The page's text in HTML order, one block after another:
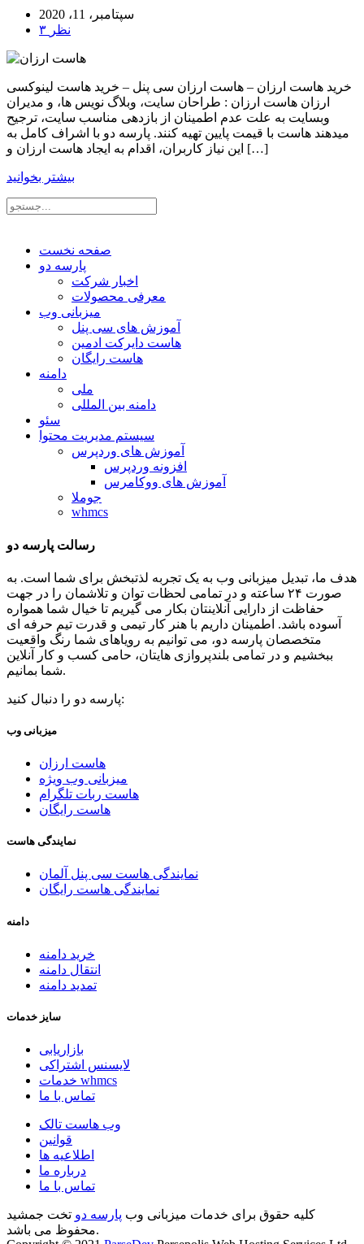
سپتامبر، 11، 2020
۳ نظر
خرید هاست ارزان – هاست ارزان سی پنل – خرید هاست لینوکسی
ارزان هاست ارزان : طراحان سایت، وبلاگ نویس ها، و مدیران
وبسایت به علت عدم اطمینان از بازدهی مناسب سایت، ترجیح
میدهند هاست با قیمت پایین تهیه کنند. پارسه دو با اشراف کامل به
این نیاز کاربران، اقدام به ایجاد هاست ارزان و […]
بیشتر بخوانید
صفحه نخست
پارسه دو
اخبار شرکت
معرفی محصولات
میزبانی وب
آموزش های سی پنل
هاست دایرکت ادمین
هاست رایگان
دامنه
ملی
دامنه بین المللی
سئو
سیستم مدیریت محتوا
آموزش های وردپرس
افزونه وردپرس
آموزش های ووکامرس
جوملا
whmcs
رسالت پارسه دو
هدف ما، تبدیل میزبانی وب به یک تجربه لذتبخش برای شما است. به
صورت ۲۴ ساعته و در تمامی لحظات توان و تلاشمان را در جهت
حفاظت از دارایی آنلاینتان بکار می گیریم تا خیال شما همواره
آسوده باشد. اطمینان داریم با هنر کار تیمی و قدرت تیم حرفه ای
متخصصان پارسه دو، می توانیم به رویاهای شما رنگ واقعیت
ببخشیم و در تمامی بلندپروازی هایتان، حامی کسب و کار آنلاین
شما بمانیم.
پارسه دو را دنبال کنید:
میزبانی وب
هاست ارزان
میزبانی وب ویژه
هاست ربات تلگرام
هاست رایگان
نمایندگی هاست
نمایندگی هاست سی پنل آلمان
نمایندگی هاست رایگان
دامنه
خرید دامنه
انتقال دامنه
تمدید دامنه
سایز خدمات
بازاریابی
لایسنس اشتراکی
خدمات whmcs
تماس با ما
وب هاست تالک
قوانین
اطلاعیه ها
درباره ما
تماس با ما
کلیه حقوق برای خدمات میزبانی وب پارسه دو تخت جمشید
محفوظ می باشد.